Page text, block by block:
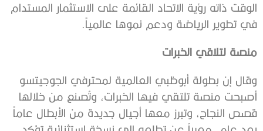
الوقت ذاته رؤية الاتحاد القائمة على الاستثمار المستدام
في تطوير الرياضة ودعم نموها عالمياً.
منصة لتلاقي الخبرات
وقال إن بطولة أبوظبي العالمية لمحترفي الجوجيتسو
أصبحت منصة تلتقي فيها الخبرات، وتُصنع من خلالها
قصص النجاح، وتبرز معها أجيال جديدة من الأبطال عاماً